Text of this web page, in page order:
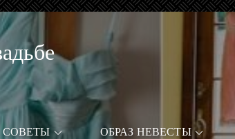
СОВЕТЫ ОБРАЗ НЕВЕСТЫ